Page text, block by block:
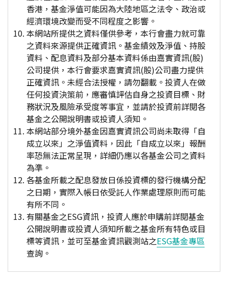
香港，基金淨值可能因為大陸地區之法令、政治或
經濟環境改變而受不同程度之影響。
本網站所提供之資料僅供參考，本行會盡力就可靠
之資料來源提供正確資訊。基金績效及淨值、持股
資料、配息資料及部分基本資料係由嘉實資訊(股)
公司提供，本行會要求嘉實資訊(股)公司盡力提供
正確資訊。未經合法授權，請勿翻載。投資人在做
任何投資決策前，應審慎評估自身之投資目標、財
務狀況及風險承受度等事宜，並請於投資前詳閱各
基金之公開說明書或投資人須知。
本網站部分境外基金因嘉實資訊公司尚未取得「自
成立以來」之淨值資料，因此「自成立以來」報酬
率恐無法正常呈現，詳細仍應以各基金公司之資料
為準。
各基金所載之配息發放日係投資標的發行機構分配
之日期，實際入帳日依受託人作業處理原則而可能
有所不同。
有關基金之ESG資訊，投資人應於申購前詳閱基金
公開說明書或投資人須知所載之基金所有特色或目
標等資訊，並可至基金資訊觀測站之ESG基金專區
查詢。